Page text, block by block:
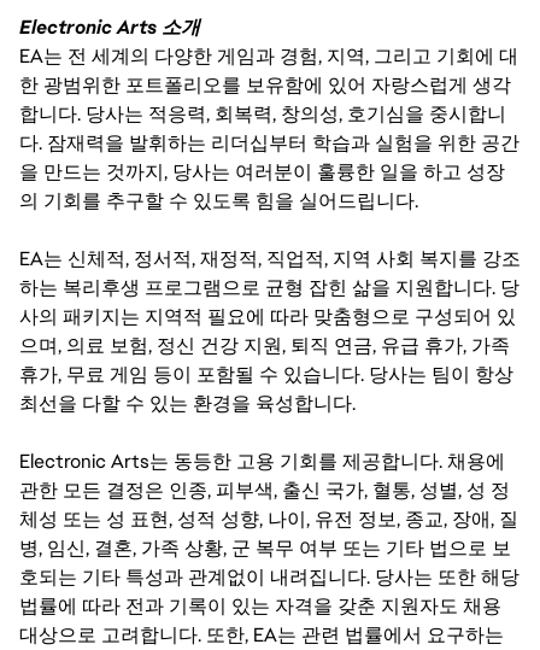
Electronic Arts 소개
EA는 전 세계의 다양한 게임과 경험, 지역, 그리고 기회에 대
한 광범위한 포트폴리오를 보유함에 있어 자랑스럽게 생각
합니다. 당사는 적응력, 회복력, 창의성, 호기심을 중시합니
다. 잠재력을 발휘하는 리더십부터 학습과 실험을 위한 공간
을 만드는 것까지, 당사는 여러분이 훌륭한 일을 하고 성장
의 기회를 추구할 수 있도록 힘을 실어드립니다.
EA는 신체적, 정서적, 재정적, 직업적, 지역 사회 복지를 강조
하는 복리후생 프로그램으로 균형 잡힌 삶을 지원합니다. 당
사의 패키지는 지역적 필요에 따라 맞춤형으로 구성되어 있
으며, 의료 보험, 정신 건강 지원, 퇴직 연금, 유급 휴가, 가족
휴가, 무료 게임 등이 포함될 수 있습니다. 당사는 팀이 항상
최선을 다할 수 있는 환경을 육성합니다.
Electronic Arts는 동등한 고용 기회를 제공합니다. 채용에
관한 모든 결정은 인종, 피부색, 출신 국가, 혈통, 성별, 성 정
체성 또는 성 표현, 성적 성향, 나이, 유전 정보, 종교, 장애, 질
병, 임신, 결혼, 가족 상황, 군 복무 여부 또는 기타 법으로 보
호되는 기타 특성과 관계없이 내려집니다. 당사는 또한 해당
법률에 따라 전과 기록이 있는 자격을 갖춘 지원자도 채용
대상으로 고려합니다. 또한, EA는 관련 법률에서 요구하는